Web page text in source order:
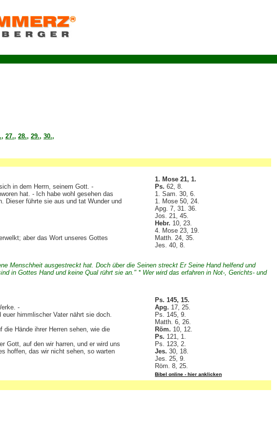
27., 28., 29., 30.,
in dem Herrn, seinem Gott. -
hat. - Ich habe wohl gesehen das
Dieser führte sie aus und tat Wunder und
aber das Wort unseres Gottes
1. Mose 21, 1.
Ps. 62, 8.
1. Sam. 30, 6.
1. Mose 50, 24.
Apg. 7, 31. 36.
Jos. 21, 45.
Hebr. 10, 23.
4. Mose 23, 19.
Matth. 24, 35.
Jes. 40, 8.
Menschheit ausgestreckt hat. Doch über die Seinen streckt Er Seine Hand helfend und
in Gottes Hand und keine Qual rührt sie an." * Wer wird das erfahren in Not-, Gerichts- und
-
himmlischer Vater nährt sie doch.
Hände ihrer Herren sehen, wie die
Gott, auf den wir harren, und er wird uns
hoffen, das wir nicht sehen, so warten
Ps. 145, 15.
Apg. 17, 25.
Ps. 145, 9.
Matth. 6, 26.
Röm. 10, 12.
Ps. 121, 1.
Ps. 123, 2.
Jes. 30, 18.
Jes. 25, 9.
Röm. 8, 25.
Bibel online - hier anklicken